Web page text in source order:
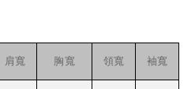
肩寬 胸寬 領寬 袖寬